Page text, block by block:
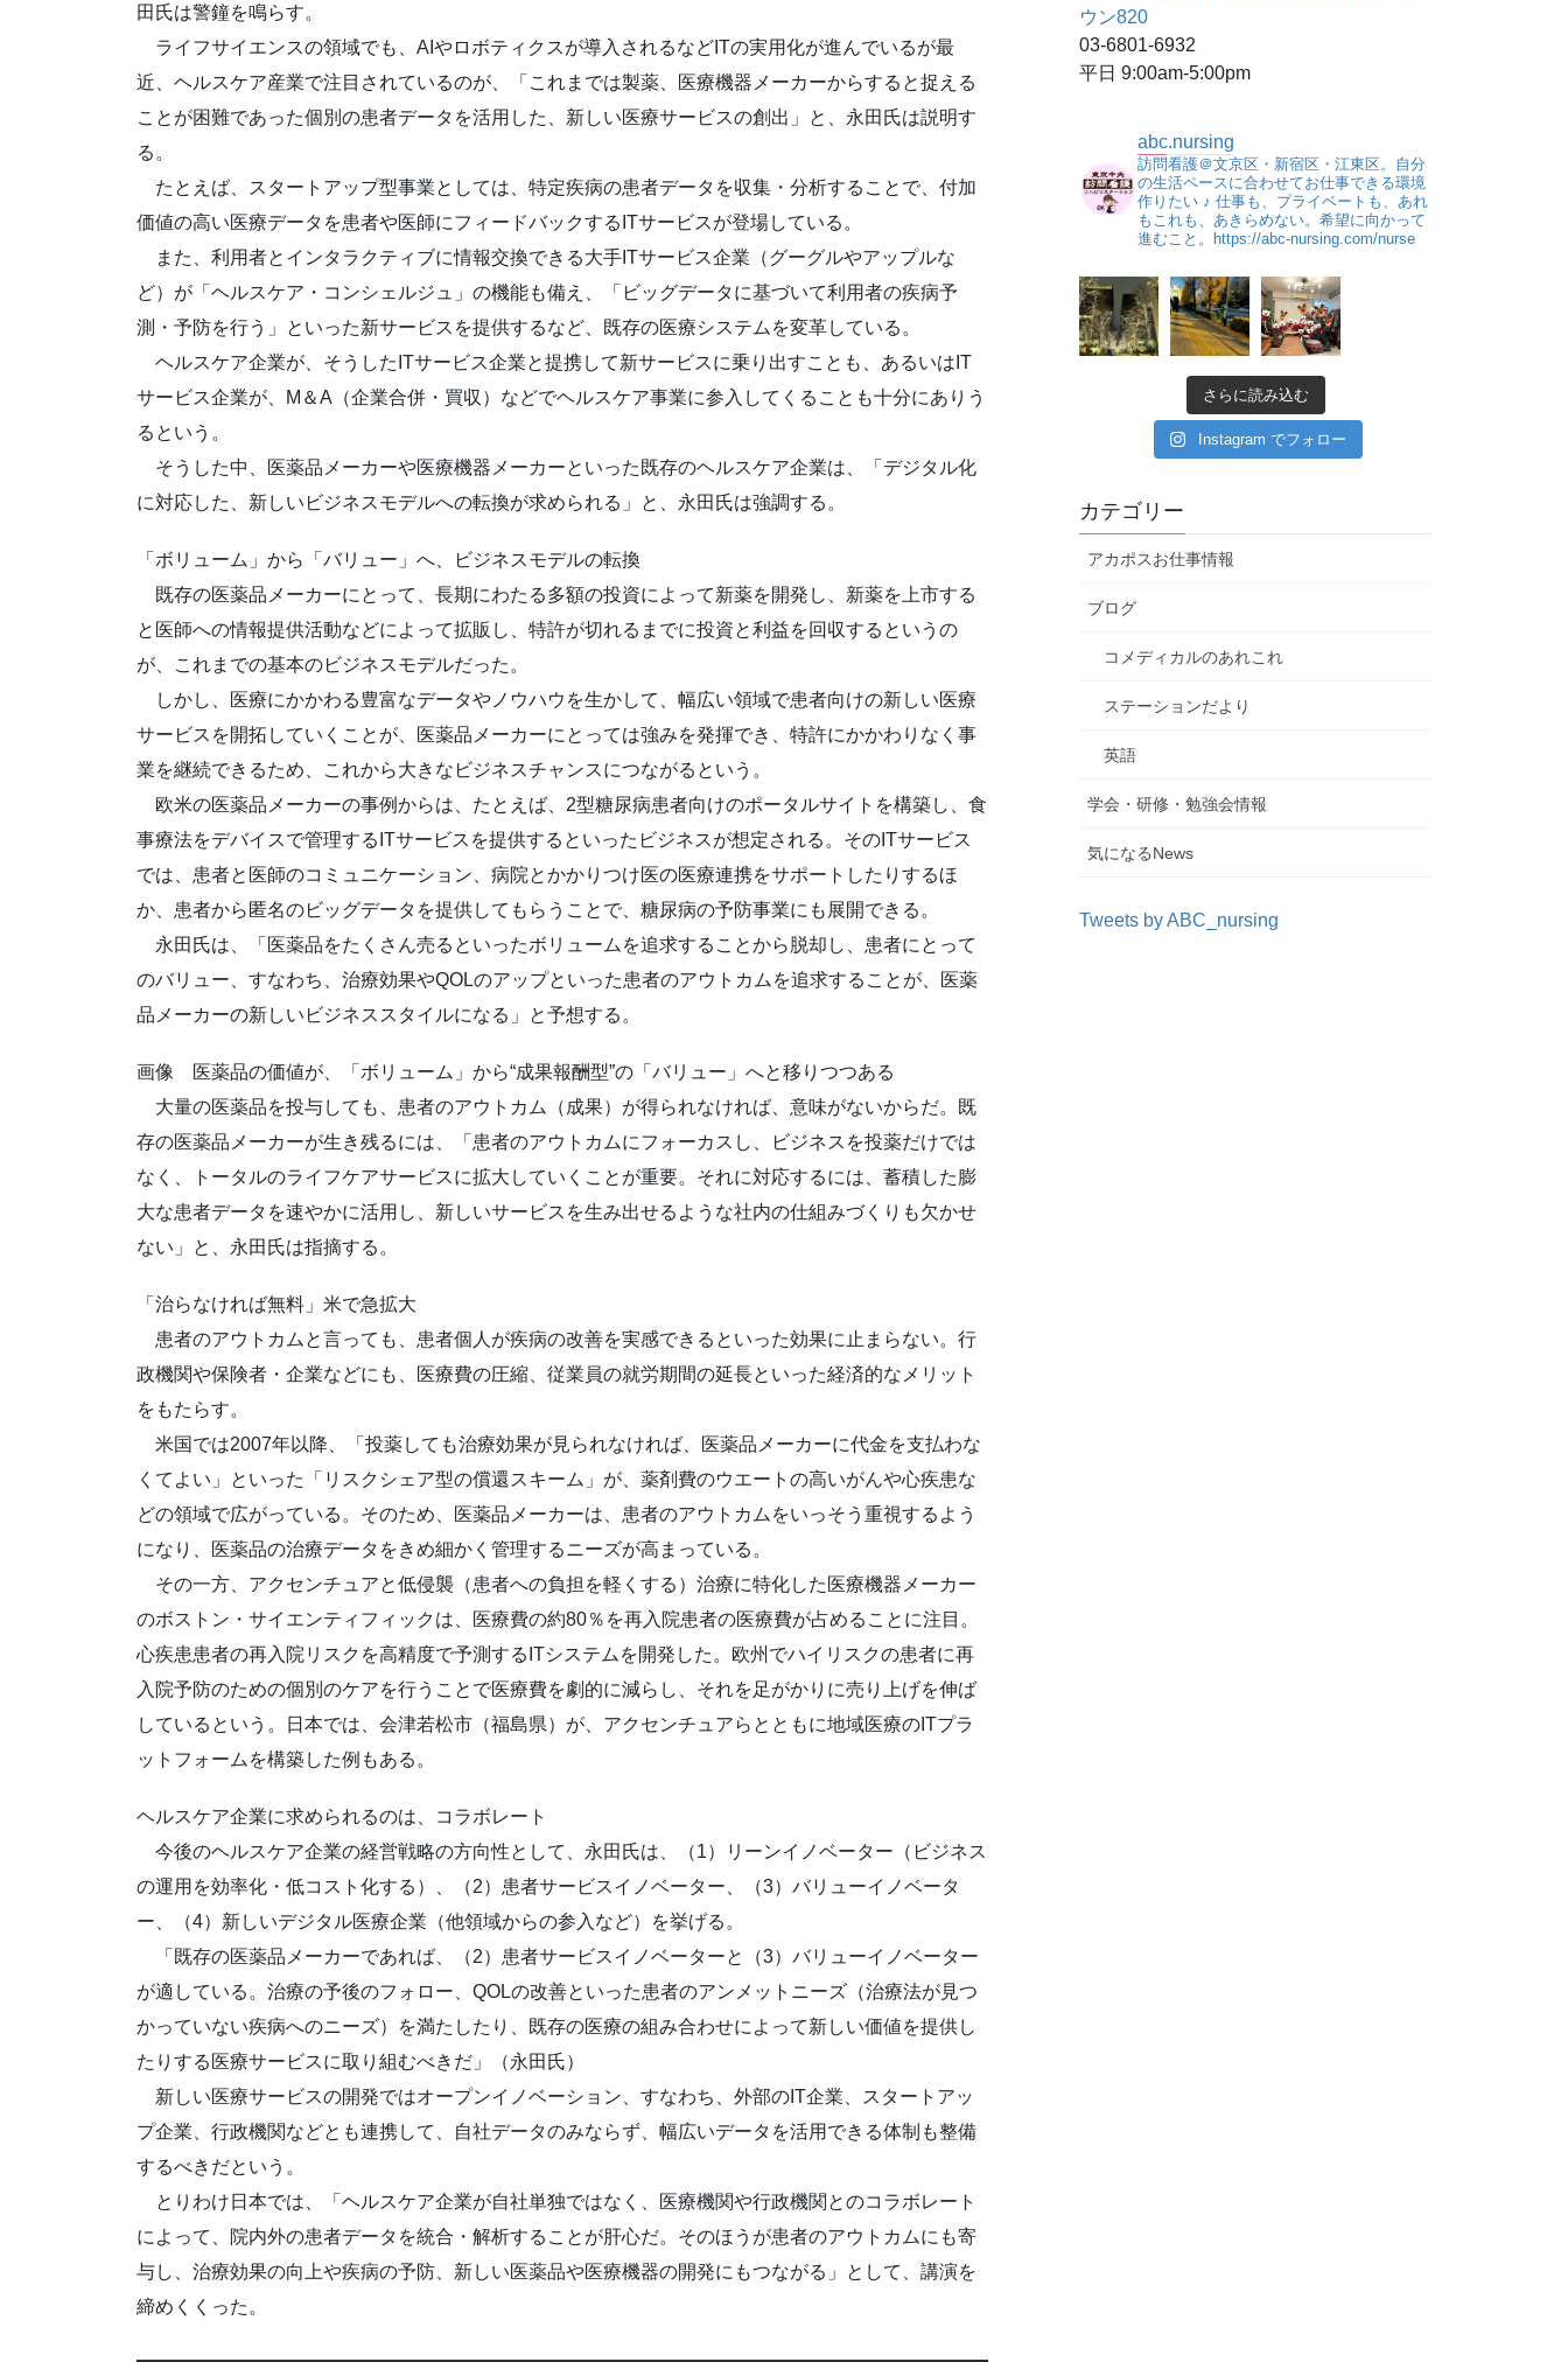
田氏は警鐘を鳴らす。
ライフサイエンスの領域でも、AIやロボティクスが導入されるなどITの実用化が進んでいるが最
近、ヘルスケア産業で注目されているのが、「これまでは製薬、医療機器メーカーからすると捉える
ことが困難であった個別の患者データを活用した、新しい医療サービスの創出」と、永田氏は説明す
る。
たとえば、スタートアップ型事業としては、特定疾病の患者データを収集・分析することで、付加
価値の高い医療データを患者や医師にフィードバックするITサービスが登場している。
また、利用者とインタラクティブに情報交換できる大手ITサービス企業（グーグルやアップルな
ど）が「ヘルスケア・コンシェルジュ」の機能も備え、「ビッグデータに基づいて利用者の疾病予
測・予防を行う」といった新サービスを提供するなど、既存の医療システムを変革している。
ヘルスケア企業が、そうしたITサービス企業と提携して新サービスに乗り出すことも、あるいはIT
サービス企業が、M＆A（企業合併・買収）などでヘルスケア事業に参入してくることも十分にありう
るという。
そうした中、医薬品メーカーや医療機器メーカーといった既存のヘルスケア企業は、「デジタル化
に対応した、新しいビジネスモデルへの転換が求められる」と、永田氏は強調する。
「ボリューム」から「バリュー」へ、ビジネスモデルの転換
既存の医薬品メーカーにとって、長期にわたる多額の投資によって新薬を開発し、新薬を上市する
と医師への情報提供活動などによって拡販し、特許が切れるまでに投資と利益を回収するというの
が、これまでの基本のビジネスモデルだった。
しかし、医療にかかわる豊富なデータやノウハウを生かして、幅広い領域で患者向けの新しい医療
サービスを開拓していくことが、医薬品メーカーにとっては強みを発揮でき、特許にかかわりなく事
業を継続できるため、これから大きなビジネスチャンスにつながるという。
欧米の医薬品メーカーの事例からは、たとえば、2型糖尿病患者向けのポータルサイトを構築し、食
事療法をデバイスで管理するITサービスを提供するといったビジネスが想定される。そのITサービス
では、患者と医師のコミュニケーション、病院とかかりつけ医の医療連携をサポートしたりするほ
か、患者から匿名のビッグデータを提供してもらうことで、糖尿病の予防事業にも展開できる。
永田氏は、「医薬品をたくさん売るといったボリュームを追求することから脱却し、患者にとって
のバリュー、すなわち、治療効果やQOLのアップといった患者のアウトカムを追求することが、医薬
品メーカーの新しいビジネススタイルになる」と予想する。
画像 医薬品の価値が、「ボリューム」から“成果報酬型”の「バリュー」へと移りつつある
大量の医薬品を投与しても、患者のアウトカム（成果）が得られなければ、意味がないからだ。既
存の医薬品メーカーが生き残るには、「患者のアウトカムにフォーカスし、ビジネスを投薬だけでは
なく、トータルのライフケアサービスに拡大していくことが重要。それに対応するには、蓄積した膨
大な患者データを速やかに活用し、新しいサービスを生み出せるような社内の仕組みづくりも欠かせ
ない」と、永田氏は指摘する。
「治らなければ無料」米で急拡大
患者のアウトカムと言っても、患者個人が疾病の改善を実感できるといった効果に止まらない。行
政機関や保険者・企業などにも、医療費の圧縮、従業員の就労期間の延長といった経済的なメリット
をもたらす。
米国では2007年以降、「投薬しても治療効果が見られなければ、医薬品メーカーに代金を支払わな
くてよい」といった「リスクシェア型の償還スキーム」が、薬剤費のウエートの高いがんや心疾患な
どの領域で広がっている。そのため、医薬品メーカーは、患者のアウトカムをいっそう重視するよう
になり、医薬品の治療データをきめ細かく管理するニーズが高まっている。
その一方、アクセンチュアと低侵襲（患者への負担を軽くする）治療に特化した医療機器メーカー
のボストン・サイエンティフィックは、医療費の約80％を再入院患者の医療費が占めることに注目。
心疾患患者の再入院リスクを高精度で予測するITシステムを開発した。欧州でハイリスクの患者に再
入院予防のための個別のケアを行うことで医療費を劇的に減らし、それを足がかりに売り上げを伸ば
しているという。日本では、会津若松市（福島県）が、アクセンチュアらとともに地域医療のITプラ
ットフォームを構築した例もある。
ヘルスケア企業に求められるのは、コラボレート
今後のヘルスケア企業の経営戦略の方向性として、永田氏は、（1）リーンイノベーター（ビジネス
の運用を効率化・低コスト化する）、（2）患者サービスイノベーター、（3）バリューイノベータ
ー、（4）新しいデジタル医療企業（他領域からの参入など）を挙げる。
「既存の医薬品メーカーであれば、（2）患者サービスイノベーターと（3）バリューイノベーター
が適している。治療の予後のフォロー、QOLの改善といった患者のアンメットニーズ（治療法が見つ
かっていない疾病へのニーズ）を満たしたり、既存の医療の組み合わせによって新しい価値を提供し
たりする医療サービスに取り組むべきだ」（永田氏）
新しい医療サービスの開発ではオープンイノベーション、すなわち、外部のIT企業、スタートアッ
プ企業、行政機関などとも連携して、自社データのみならず、幅広いデータを活用できる体制も整備
するべきだという。
とりわけ日本では、「ヘルスケア企業が自社単独ではなく、医療機関や行政機関とのコラボレート
によって、院内外の患者データを統合・解析することが肝心だ。そのほうが患者のアウトカムにも寄
与し、治療効果の向上や疾病の予防、新しい医薬品や医療機器の開発にもつながる」として、講演を
締めくくった。
ウン820
03-6801-6932
平日 9:00am-5:00pm
abc.nursing
訪問看護＠文京区・新宿区・江東区。自分
の生活ペースに合わせてお仕事できる環境
作りたい ♪ 仕事も、プライベートも、あれ
もこれも、あきらめない。希望に向かって
進むこと。https://abc-nursing.com/nurse
さらに読み込む
Instagram でフォロー
カテゴリー
アカポスお仕事情報
ブログ
コメディカルのあれこれ
ステーションだより
英語
学会・研修・勉強会情報
気になるNews
Tweets by ABC_nursing